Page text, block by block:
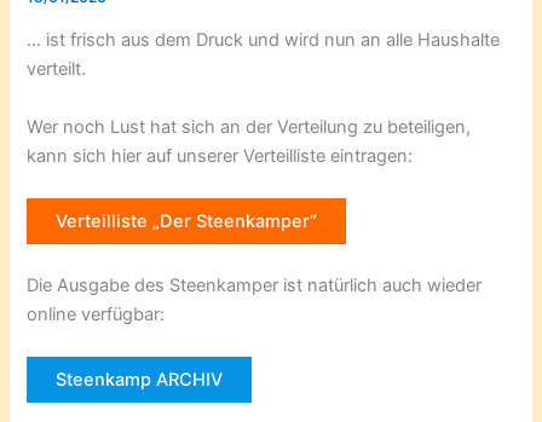
… ist frisch aus dem Druck und wird nun an alle Haushalte
verteilt.
Wer noch Lust hat sich an der Verteilung zu beteiligen,
kann sich hier auf unserer Verteilliste eintragen:
Verteilliste „Der Steenkamper“
Die Ausgabe des Steenkamper ist natürlich auch wieder
online verfügbar:
Steenkamp ARCHIV